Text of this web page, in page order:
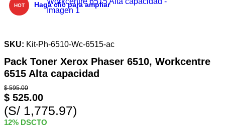
HOT Haga clic para ampliar
SKU: Kit-Ph-6510-Wc-6515-ac
Pack Toner Xerox Phaser 6510, Workcentre
6515 Alta capacidad
$595.00
$ 525.00
(S/ 1,775.97)
12% DSCTO